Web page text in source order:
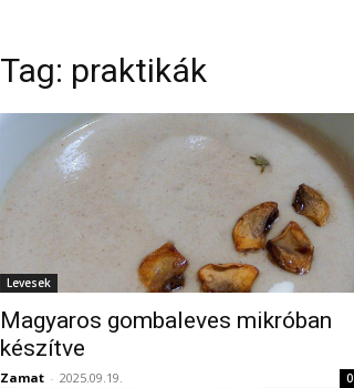
Tag: praktikák
Levesek
Magyaros gombaleves mikróban
készítve
Zamat - 2025.09.19. 0